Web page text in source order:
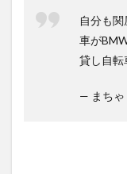
自分も
車が
貸し自転
— まちゃ